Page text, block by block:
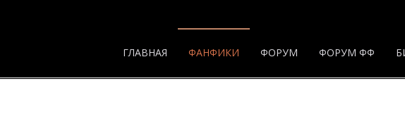
ГЛАВНАЯ ФАНФИКИ ФОРУМ ФОРУМ ФФ